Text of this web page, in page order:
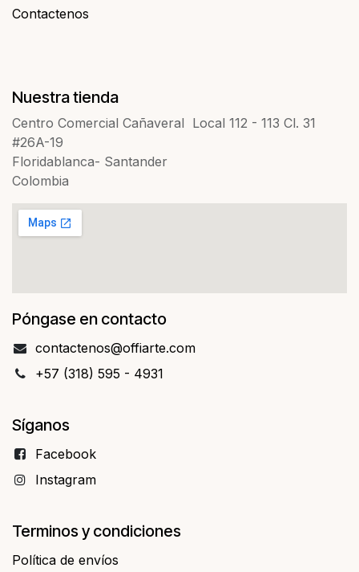
Contactenos​​
Nuestra tienda
Centro Comercial Cañaveral Local 112 - 113 Cl. 31
#26A-19
Floridablanca- Santander
Colombia
Póngase en contacto
contact​​enos@offiarte.com
+57 (318) 595 - 4931
Síganos
Facebo​​ok
Instagram
Terminos y condiciones
Política de envíos